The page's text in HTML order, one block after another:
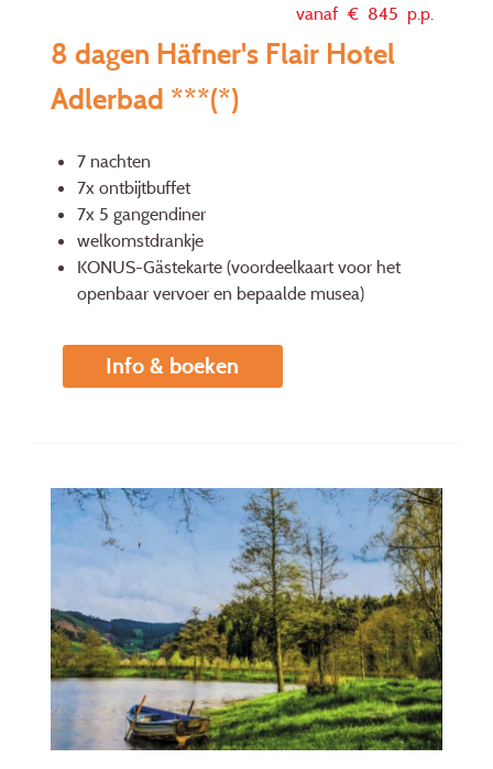
vanaf € 845 p.p.
8 dagen Häfner's Flair Hotel
Adlerbad ***(*)
7 nachten
7x ontbijtbuffet
7x 5 gangendiner
welkomstdrankje
KONUS-Gästekarte (voordeelkaart voor het
openbaar vervoer en bepaalde musea)
Info & boeken